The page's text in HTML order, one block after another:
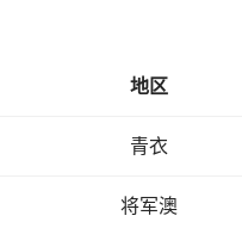
地区
青衣
将军澳